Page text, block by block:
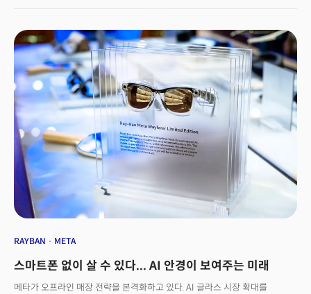
않는다. 우리가 존재하는 3차원 물리 공간과 결합하며, 공간 자체가 곧
인터페이스로 기능한다. 사용자는 별도의 기기를 의식하지 않은 채, 주변
환경과 자연스럽게 상호작용하게 된다. 이는 단순한 증강현실(AR)의 확장이
아니라, 물류·헬스케어·제조 등 전 산업을 재편할 ‘물리 세계의 운영체제
(OS)’의 등장에 가깝다.자본 역시 이 흐름을 빠르게 따라붙고 있다. 벤처캐피털
아크틱 벤처스(Arctic Ventures)의 창업자 안톤 알리코프는 USA투데이
기고에서 “AI가 디지털 혁신의 ‘두뇌’라면, 공간 컴퓨팅은 물리적 세계의 ‘눈과
손’”이라고 평가했다. 생성형 AI가 인간의 사고 영역을 확장했다면, 공간
컴퓨팅과 ‘피지컬 AI(Physical AI)’는 현실 공간을 인식하고 반응함으로써
인간의 행동 영역까지 확장하고 있다는 설명이다.
RAYBAN META
스마트폰 없이 살 수 있다... AI 안경이 보여주는 미래
메타가 오프라인 매장 전략을 본격화하고 있다. AI 글라스 시장 확대를